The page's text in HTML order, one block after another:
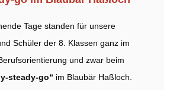
Tage standen für unsere
Schüler der 8. Klassen ganz im
und zwar beim
steady-go“ im Blaubär Haßloch.